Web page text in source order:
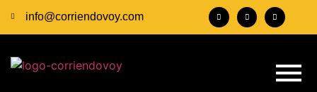
info@corriendovoy.com